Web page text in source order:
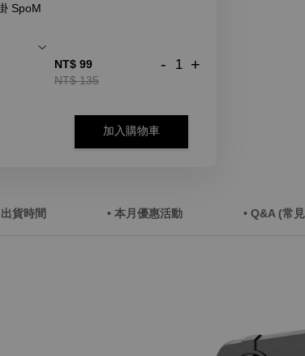
SpoM
NT$ 99
NT$ 135
- +
加入購物車
出貨時間 • 本月優惠活動 • Q&A (常